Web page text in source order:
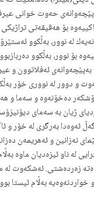
حەوت خوانی
بۆ هەقیقەتی
لە نوور، بەڵكوو
بۆ نوور، بەڵكوو
ئەفلاتوون و
و دوور لە نووری خۆر
دەخۆنەوە و سەما و
71) و تراژدیای ژیان بە سەمای
ئەوەدا بەرگری لە خۆر و
نەزانین و ئەهریمەن
لە ناو ئیزەدیان ماوە
زەردەشتی. ئەشكەوت لە
بەڵام ئیستا